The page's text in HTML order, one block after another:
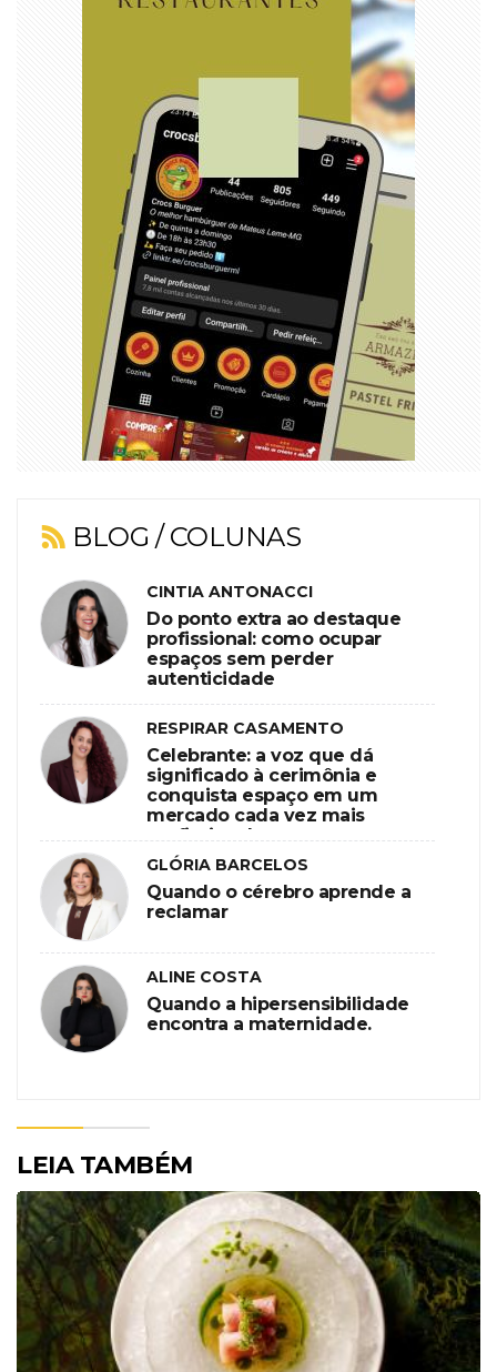
BLOG / COLUNAS
CINTIA ANTONACCI
Do ponto extra ao destaque
profissional: como ocupar
espaços sem perder
autenticidade
RESPIRAR CASAMENTO
Celebrante: a voz que dá
significado à cerimônia e
conquista espaço em um
mercado cada vez mais
profissional
GLÓRIA BARCELOS
Quando o cérebro aprende a
reclamar
ALINE COSTA
Quando a hipersensibilidade
encontra a maternidade.
LEIA TAMBÉM